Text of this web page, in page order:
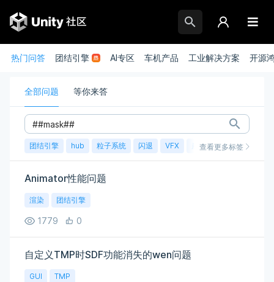
热门问答 团结引擎 AI专区 车机产品 工业解决方案 开源
全部问题 等你来答
团结引擎 hub 粒子系统 闪退 VFX 崩溃 账号 渲染
查看更多标签
Animator性能问题
渲染 团结引擎
1779 0
自定义TMP时SDF功能消失的wen问题
GUI TMP